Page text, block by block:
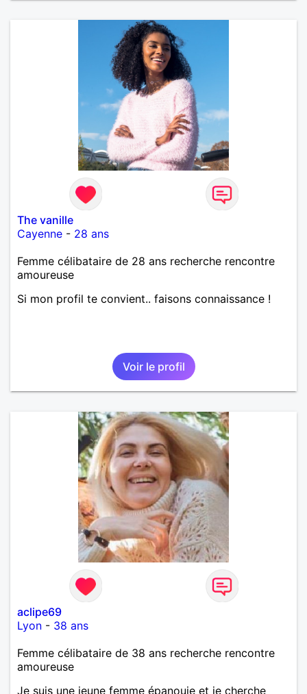
The vanille
Cayenne - 28 ans
Femme célibataire de 28 ans recherche rencontre
amoureuse
Si mon profil te convient.. faisons connaissance !
Voir le profil
aclipe69
Lyon - 38 ans
Femme célibataire de 38 ans recherche rencontre
amoureuse
Je suis une jeune femme épanouie et je cherche